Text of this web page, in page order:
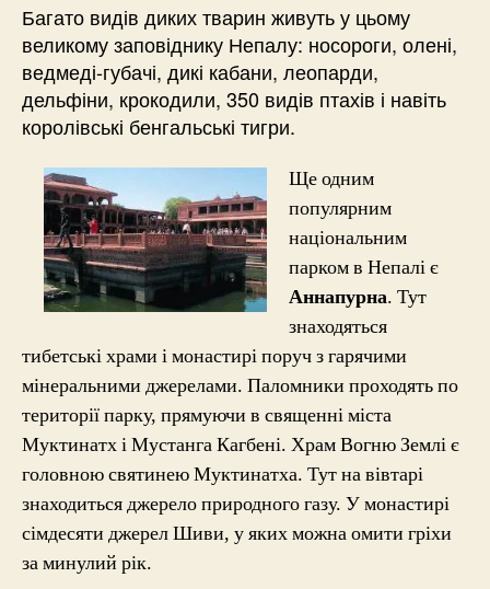
Багато видів диких тварин живуть у цьому
великому заповіднику Непалу: носороги, олені,
ведмеді-губачі, дикі кабани, леопарди,
дельфіни, крокодили, 350 видів птахів і навіть
королівські бенгальські тигри.
Ще одним
популярним
національним
парком в Непалі є
Аннапурна. Тут
знаходяться
тибетські храми і монастирі поруч з гарячими
мінеральними джерелами. Паломники проходять по
території парку, прямуючи в священні міста
Муктинатх і Мустанга Кагбені. Храм Вогню Землі є
головною святинею Муктинатха. Тут на вівтарі
знаходиться джерело природного газу. У монастирі
сімдесяти джерел Шиви, у яких можна омити гріхи
за минулий рік.